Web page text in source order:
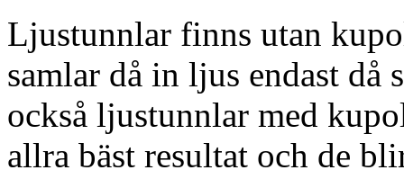
Ljustunnlar finns utan
samlar då in ljus endast då
också ljustunnlar med
allra bäst resultat och de